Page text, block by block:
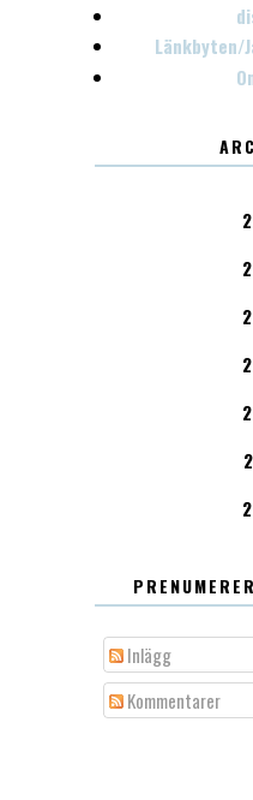
Länkbyten/
Inlägg
Kommentarer